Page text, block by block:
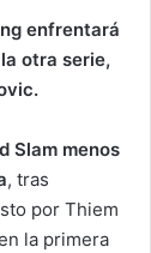
enfrentará
otra serie,
Slam menos
, tras
por Thiem
la primera